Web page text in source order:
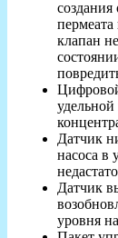
клапан
Датчик
насоса в
Датчик
уровня